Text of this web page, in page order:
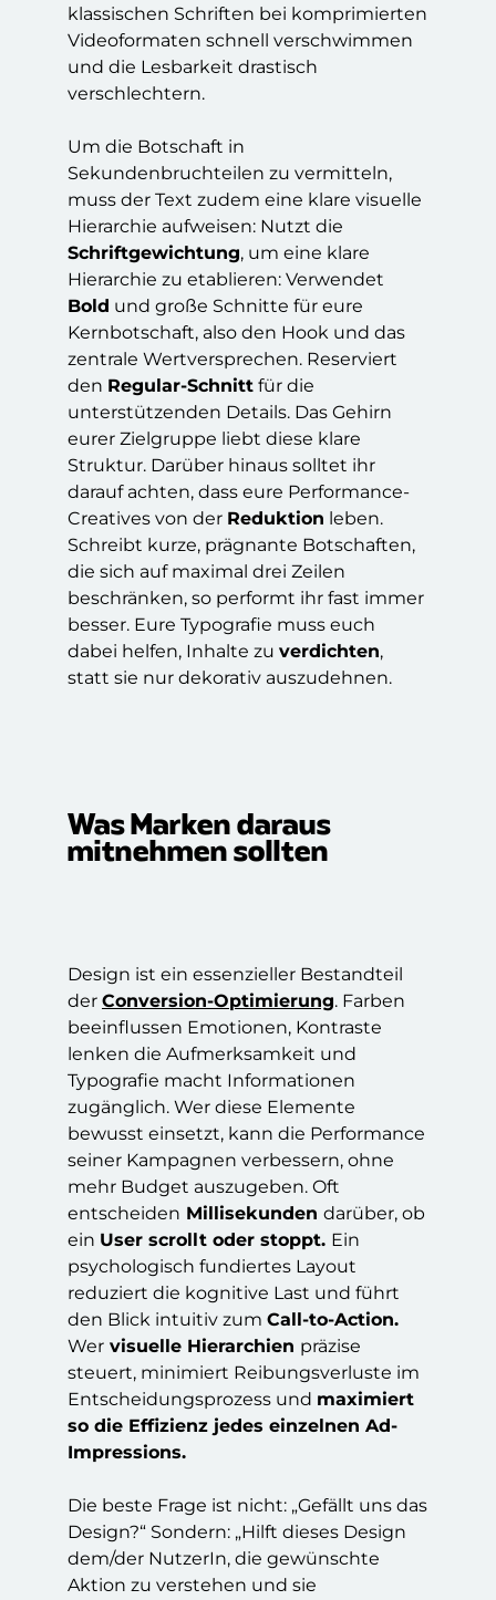
klassischen Schriften bei komprimierten
Videoformaten schnell verschwimmen
und die Lesbarkeit drastisch
verschlechtern.
Um die Botschaft in
Sekundenbruchteilen zu vermitteln,
muss der Text zudem eine klare visuelle
Hierarchie aufweisen: Nutzt die
Schriftgewichtung, um eine klare
Hierarchie zu etablieren: Verwendet
Bold und große Schnitte für eure
Kernbotschaft, also den Hook und das
zentrale Wertversprechen. Reserviert
den Regular-Schnitt für die
unterstützenden Details. Das Gehirn
eurer Zielgruppe liebt diese klare
Struktur. Darüber hinaus solltet ihr
darauf achten, dass eure Performance-
Creatives von der Reduktion leben.
Schreibt kurze, prägnante Botschaften,
die sich auf maximal drei Zeilen
beschränken, so performt ihr fast immer
besser. Eure Typografie muss euch
dabei helfen, Inhalte zu verdichten,
statt sie nur dekorativ auszudehnen.
Was Marken daraus
mitnehmen sollten
Design ist ein essenzieller Bestandteil
der Conversion-Optimierung. Farben
beeinflussen Emotionen, Kontraste
lenken die Aufmerksamkeit und
Typografie macht Informationen
zugänglich. Wer diese Elemente
bewusst einsetzt, kann die Performance
seiner Kampagnen verbessern, ohne
mehr Budget auszugeben. Oft
entscheiden Millisekunden darüber, ob
ein User scrollt oder stoppt. Ein
psychologisch fundiertes Layout
reduziert die kognitive Last und führt
den Blick intuitiv zum Call-to-Action.
Wer visuelle Hierarchien präzise
steuert, minimiert Reibungsverluste im
Entscheidungsprozess und maximiert
so die Effizienz jedes einzelnen Ad-
Impressions.
Die beste Frage ist nicht: „Gefällt uns das
Design?“ Sondern: „Hilft dieses Design
dem/der NutzerIn, die gewünschte
Aktion zu verstehen und sie